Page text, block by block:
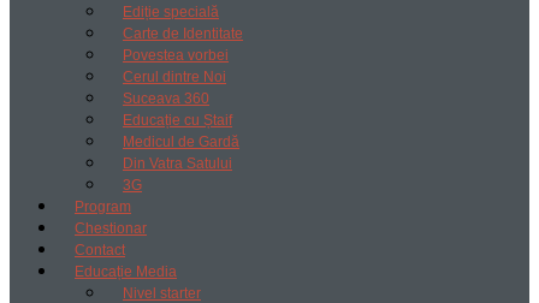
Ediție specială
Carte de Identitate
Povestea vorbei
Cerul dintre Noi
Suceava 360
Educație cu Ștaif
Medicul de Gardă
Din Vatra Satului
3G
Program
Chestionar
Contact
Educație Media
Nivel starter